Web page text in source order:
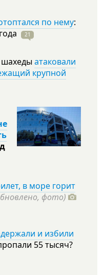
по нему:
года 21
шахеды атаковали
крупной
в море горит
фото)
и избили
55тысяч?